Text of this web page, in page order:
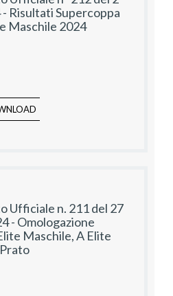
Risultati Supercoppa
Maschile 2024
Ufficiale n. 211 del 27
- Omologazione
Maschile, A Elite